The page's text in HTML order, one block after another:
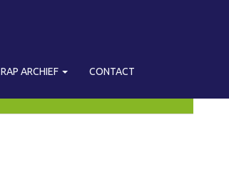
RAP ARCHIEF CONTACT